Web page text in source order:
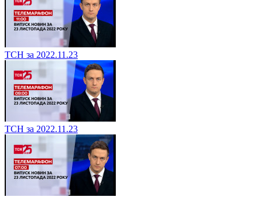
ТСН за 2022.11.23
ТСН за 2022.11.23